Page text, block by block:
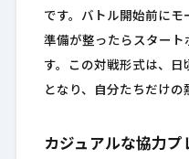
です。バトル開始前に
準備が整ったらスタート
す。この対戦形式は、
となり、自分たちだけの
カジュアルな協力プ